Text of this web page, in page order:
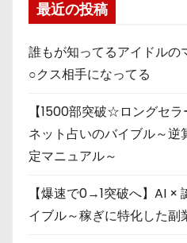
最近の投稿
誰もが知ってるアイドルの
○クス相手になってる
【1500部突破☆ロングセ
ネット占いのバイブル～
定マニュアル～
【爆速で0→1突破へ】AI ×
イブル～稼ぎに特化した副